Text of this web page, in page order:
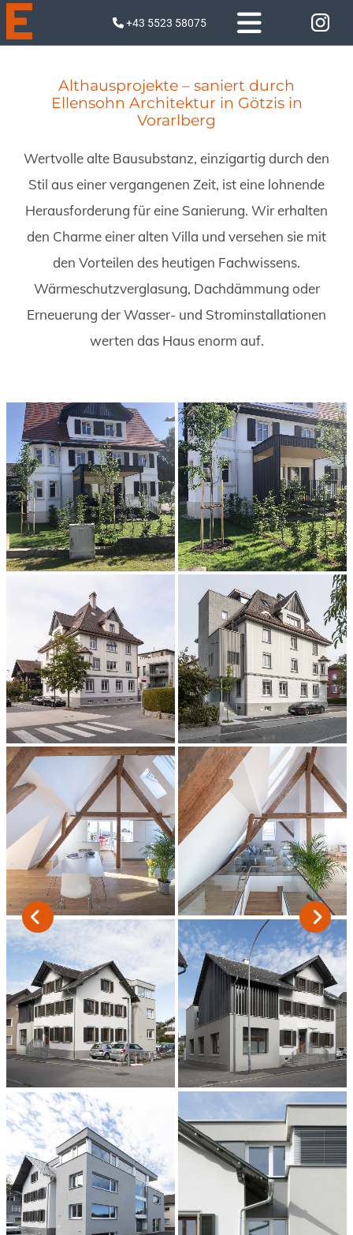
 +43 5523 58075
Althausprojekte – saniert durch
Ellensohn Architektur in Götzis in
Vorarlberg
Wertvolle alte Bausubstanz, einzigartig durch den
Stil aus einer vergangenen Zeit, ist eine lohnende
Herausforderung für eine Sanierung. Wir erhalten
den Charme einer alten Villa und versehen sie mit
den Vorteilen des heutigen Fachwissens.
Wärmeschutzverglasung, Dachdämmung oder
Erneuerung der Wasser- und Strominstallationen
werten das Haus enorm auf.